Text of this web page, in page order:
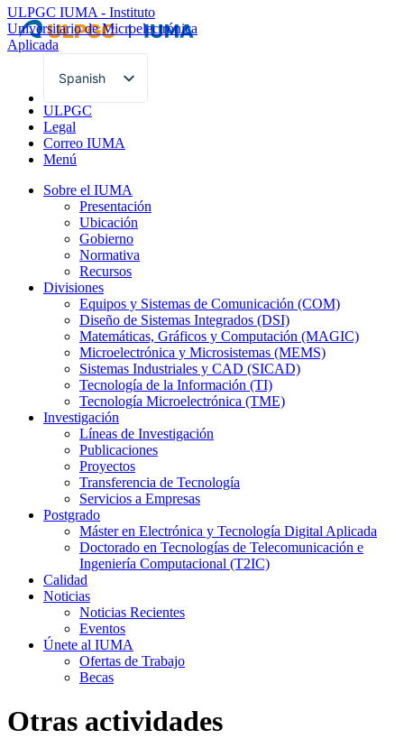
ULPGC IUMA - Instituto
Universitario de Microelectrónica
Aplicada
Spanish
English
ULPGC
Legal
Correo IUMA
Menú
Sobre el IUMA
Presentación
Ubicación
Gobierno
Normativa
Recursos
Divisiones
Equipos y Sistemas de Comunicación (COM)
Diseño de Sistemas Integrados (DSI)
Matemáticas, Gráficos y Computación (MAGIC)
Microelectrónica y Microsistemas (MEMS)
Sistemas Industriales y CAD (SICAD)
Tecnología de la Información (TI)
Tecnología Microelectrónica (TME)
Investigación
Líneas de Investigación
Publicaciones
Proyectos
Transferencia de Tecnología
Servicios a Empresas
Postgrado
Máster en Electrónica y Tecnología Digital Aplicada
Doctorado en Tecnologías de Telecomunicación e
Ingeniería Computacional (T2IC)
Calidad
Noticias
Noticias Recientes
Eventos
Únete al IUMA
Ofertas de Trabajo
Becas
Otras actividades